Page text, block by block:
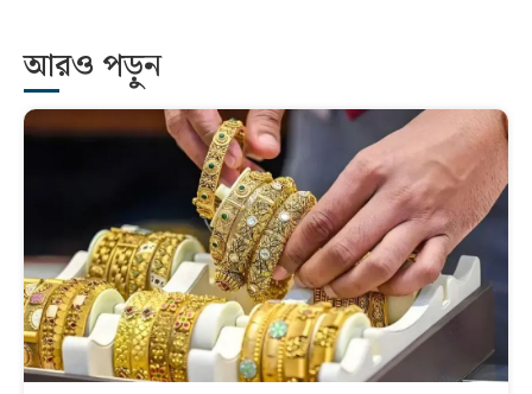
আরও পড়ুন